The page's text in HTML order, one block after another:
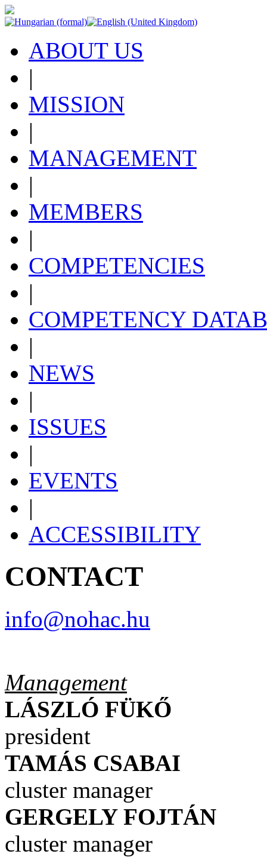
ABOUT US
|
MISSION
|
MANAGEMENT
|
MEMBERS
|
COMPETENCIES
|
COMPETENCY
|
NEWS
|
ISSUES
|
EVENTS
|
ACCESSIBILITY
CONTACT
info@nohac.hu
Management
LÁSZLÓ FÜKŐ
president
TAMÁS CSABAI
cluster manager
GERGELY FOJTÁN
cluster manager